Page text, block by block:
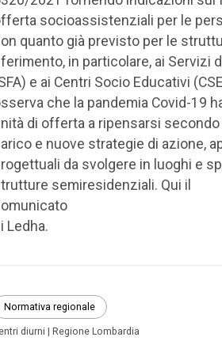
socioassistenziali per le
quanto già previsto per le
in particolare, ai Servizi
e ai Centri Socio Educativi
che la pandemia Covid-19
di offerta a ripensarsi
e nuove strategie di azione,
da svolgere in luoghi e
semiresidenziali. Qui il
Ledha.
Normativa regionale
diurni Regione Lombardia